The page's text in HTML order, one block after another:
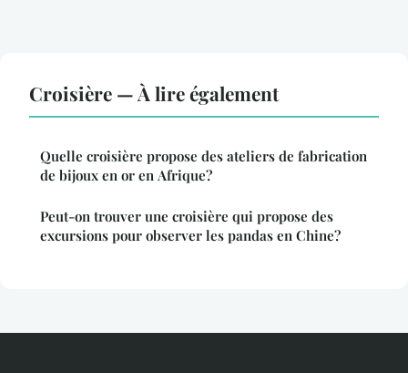
Croisière — À lire également
Quelle croisière propose des ateliers de fabrication
de bijoux en or en Afrique?
Peut-on trouver une croisière qui propose des
excursions pour observer les pandas en Chine?